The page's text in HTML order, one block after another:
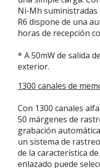
Ni-Mh suministradas
R6 dispone de una
horas de recepción
* A 50mW de salida
exterior.
1300 canales de
Con 1300 canales
50 márgenes de
grabación
un sistema de
de la característica
enlazado puede